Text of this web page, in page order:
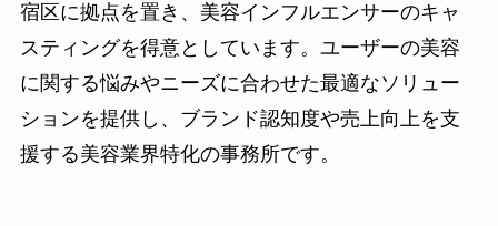
宿区に拠点を置き、美容インフルエンサーのキャ
スティングを得意としています。ユーザーの美容
に関する悩みやニーズに合わせた最適なソリュー
ションを提供し、ブランド認知度や売上向上を支
援する美容業界特化の事務所です。